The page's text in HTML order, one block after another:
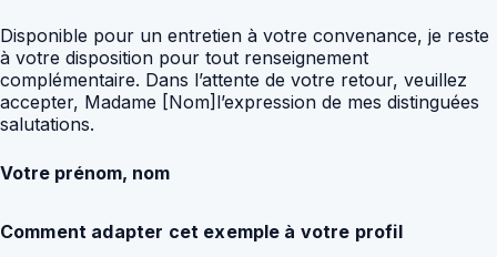
Disponible pour un entretien à votre convenance, je reste
à votre disposition pour tout renseignement
complémentaire. Dans l’attente de votre retour, veuillez
accepter, Madame [Nom]l’expression de mes distinguées
salutations.
Votre prénom, nom
Comment adapter cet exemple à votre profil